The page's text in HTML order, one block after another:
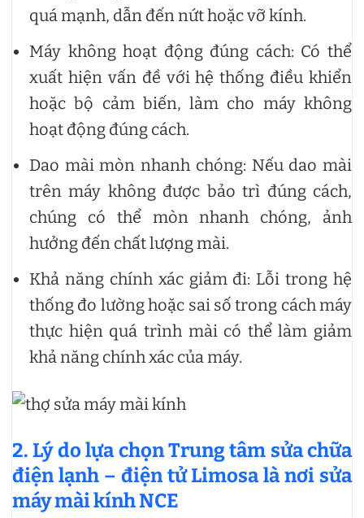
quá mạnh, dẫn đến nứt hoặc vỡ kính.
Máy không hoạt động đúng cách: Có thể
xuất hiện vấn đề với hệ thống điều khiển
hoặc bộ cảm biến, làm cho máy không
hoạt động đúng cách.
Dao mài mòn nhanh chóng: Nếu dao mài
trên máy không được bảo trì đúng cách,
chúng có thể mòn nhanh chóng, ảnh
hưởng đến chất lượng mài.
Khả năng chính xác giảm đi: Lỗi trong hệ
thống đo lường hoặc sai số trong cách máy
thực hiện quá trình mài có thể làm giảm
khả năng chính xác của máy.
2. Lý do lựa chọn Trung tâm sửa chữa
điện lạnh – điện tử Limosa là nơi sửa
máy mài kính NCE